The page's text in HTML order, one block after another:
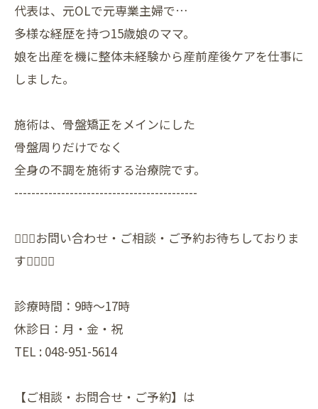
代表は、元OLで元専業主婦で…
多様な経歴を持つ15歳娘のママ。
娘を出産を機に整体未経験から産前産後ケアを仕事に
しました。
施術は、骨盤矯正をメインにした
骨盤周りだけでなく
全身の不調を施術する治療院です。
-------------------------------------------
🙇🏻‍♀️お問い合わせ・ご相談・ご予約お待ちしておりま
す🙇🏻‍♀️✨️
診療時間：9時〜17時
休診日：月・金・祝
TEL : 048-951-5614
【ご相談・お問合せ・ご予約】は